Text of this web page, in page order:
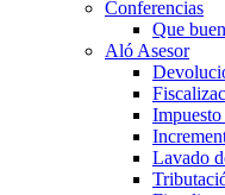
Conferencias
Que
Aló Asesor
Impuesto
Lavado